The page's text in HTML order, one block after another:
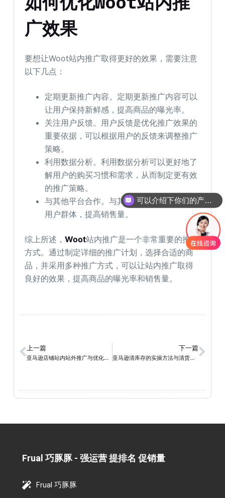
广效果
要想让Woot站内推广取得更好的效果，需要注意
以下几点：
定期更新推广内容。定期更新推广内容可以
让用户保持新鲜感，提高商品的曝光率。
关注用户反馈。用户反馈是优化推广效果的
重要依据，可以根据用户的反馈来调整推广
策略。
利用数据分析。利用数据分析可以更好地了
解用户的购买习惯和需求，从而制定更有效
的推广策略。
与其他平台合作。与其他平台合作可以拓展
用户群体，提高销售量。
综上所述，Woot站内推广是一个非常重要的推广
方式。通过制定详细的推广计划，选择合适的商
品，并采用多种推广方式，可以让站内推广取得
良好的效果，提高商品的曝光率和销售量。
上一篇
亚马逊店铺站内站外推广与优化的实操攻略
下一篇
亚马逊清库存的实操方法与清货渠道详解
Frual 巧豚豚 - 强运营 提排名 促销量​
Frual 巧豚豚
可以介绍下你们的产品么